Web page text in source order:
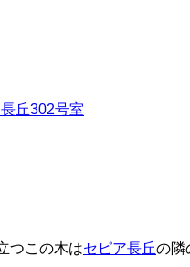
丘302号室
つこの木はセピア長丘の隣